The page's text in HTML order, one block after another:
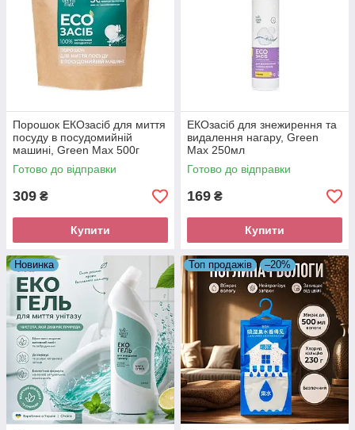
Порошок ЕКОзасіб для миття
посуду в посудомийній
машині, Green Max 500г
Готово до відправки
309 ₴
Купити
ЕКОзасіб для знежирення та
видалення нагару, Green
Max 250мл
Готово до відправки
169 ₴
Купити
Новинка Топ продажів –20%